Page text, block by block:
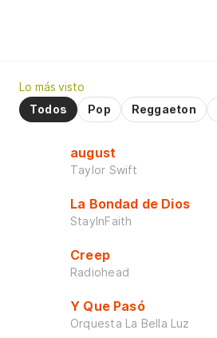
Lo más visto
Todos
Pop Reggaeton
august
Taylor Swift
La Bondad de Dios
StayInFaith
Creep
Radiohead
Y Que Pasó
Orquesta La Bella Luz